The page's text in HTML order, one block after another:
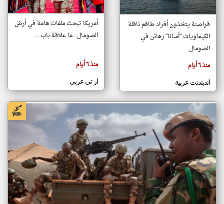
تغيير الدولة
اخبار الصومال على مدار الساعة
أهم اخبار الصومال العاجلة والمباشرة
المقالات
هنا عن
وجهة
كاتبيها.
قراصنة يتخذون أفراد طاقم ناقلة
الكيماويات "أسانا" رهائن في
الصومال
منذ ٦ أيام
اندبندنت عربية
أمريكا تبحث ملفات هامة في أرض
الصومال.. ما علاقة باب ...
منذ ٦ أيام
ار تي عربي
klyoum.com